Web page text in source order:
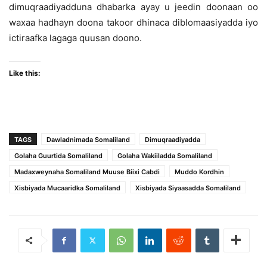
dimuqraadiyadduna dhabarka ayay u jeedin doonaan oo
waxaa hadhayn doona takoor dhinaca diblomaasiyadda iyo
ictiraafka lagaga quusan doono.
Like this:
TAGS Dawladnimada Somaliland
Dimuqraadiyadda
Golaha Guurtida Somaliland
Golaha Wakiiladda Somaliland
Madaxweynaha Somaliland Muuse Biixi Cabdi
Muddo Kordhin
Xisbiyada Mucaaridka Somaliland
Xisbiyada Siyaasadda Somaliland